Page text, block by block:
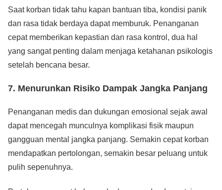
Saat korban tidak tahu kapan bantuan tiba, kondisi panik
dan rasa tidak berdaya dapat memburuk. Penanganan
cepat memberikan kepastian dan rasa kontrol, dua hal
yang sangat penting dalam menjaga ketahanan psikologis
setelah bencana besar.
7. Menurunkan Risiko Dampak Jangka Panjang
Penanganan medis dan dukungan emosional sejak awal
dapat mencegah munculnya komplikasi fisik maupun
gangguan mental jangka panjang. Semakin cepat korban
mendapatkan pertolongan, semakin besar peluang untuk
pulih sepenuhnya.